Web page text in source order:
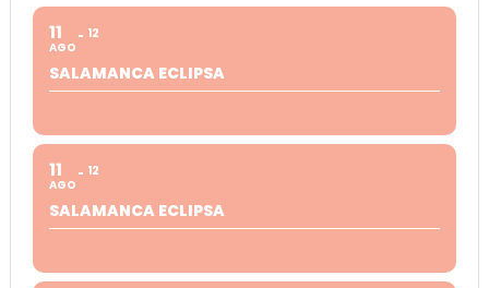
11
AGO
12
SALAMANCA ECLIPSA
11
AGO
12
SALAMANCA ECLIPSA